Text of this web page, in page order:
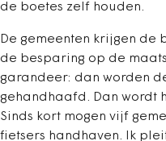
de boetes zelf houden.
De gemeenten krijgen de
de besparing op de
garandeer: dan worden
gehandhaafd. Dan wordt
Sinds kort mogen vijf
fietsers handhaven. Ik